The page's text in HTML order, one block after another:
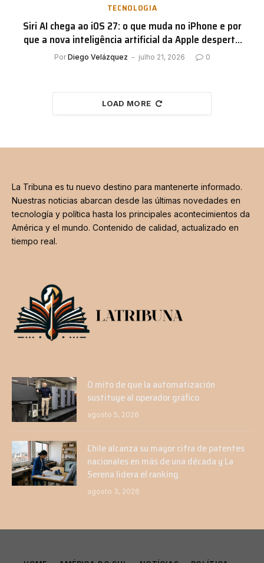
TECNOLOGIA
Siri AI chega ao iOS 27: o que muda no iPhone e por
que a nova inteligência artificial da Apple desperta
debates
Por Diego Velázquez julho 21, 2026 0
LOAD MORE
La Tribuna es tu nuevo destino para mantenerte informado.
Nuestras noticias abarcan desde las últimas novedades en
tecnología y política hasta los principales acontecimientos da
América y el mundo. Contenido de calidad, actualizado en
tiempo real.
O mito de que la automatización
sustituye al operador gráfico
agosto 5, 2026
Chile alcanza su mayor cifra de patentes
nacionales en más de una década y La
Serena lidera el ranking
agosto 3, 2026